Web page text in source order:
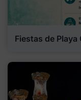
Fiestas de